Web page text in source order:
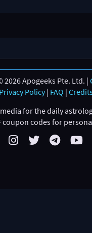
Apogeeks Pte. Ltd. |
Privacy Policy| FAQ |
for the daily
coupon codes for